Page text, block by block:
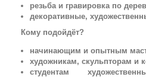
резьба и гравировка по
декоративные,
Кому подойдёт?
начинающим и опытным
художникам, скульпторам и
студентам